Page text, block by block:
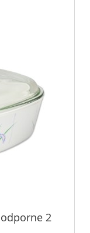
2